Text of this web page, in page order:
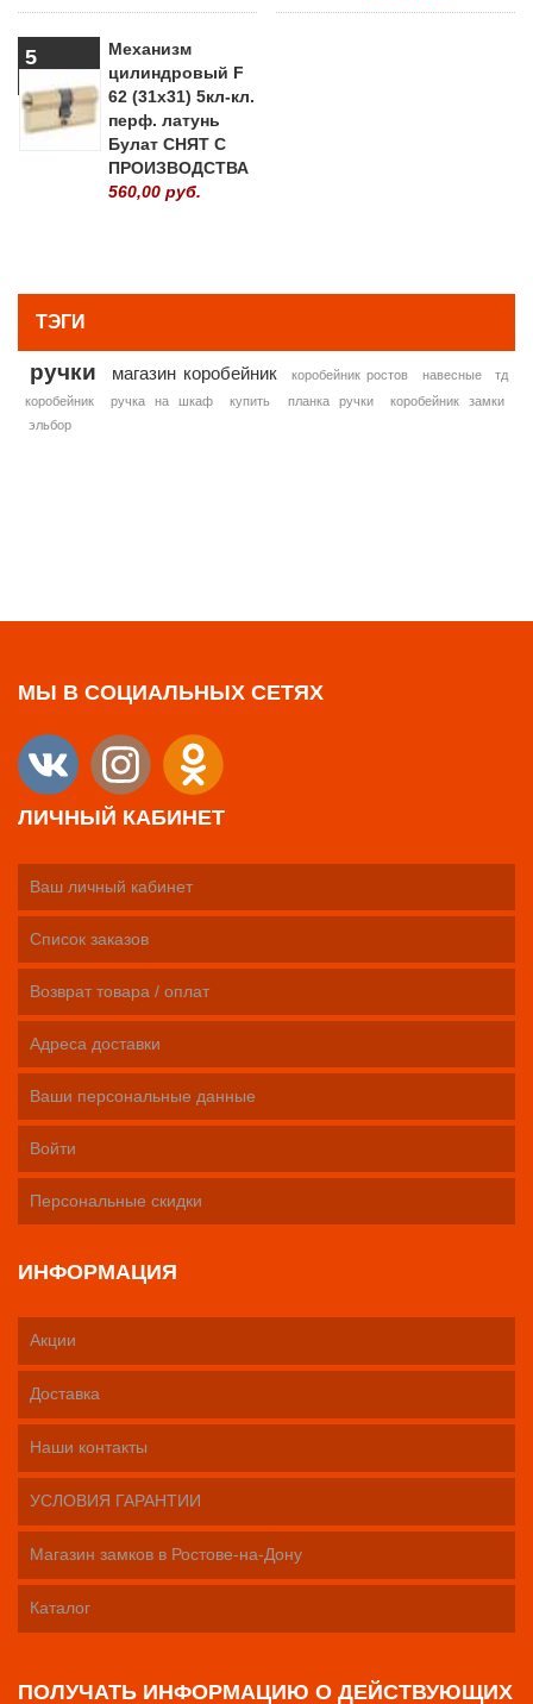
5
Механизм
цилиндровый F
62 (31х31) 5кл-кл.
перф. латунь
Булат СНЯТ С
ПРОИЗВОДСТВА
560,00 руб.
ТЭГИ
ручки магазин коробейник коробейник ростов навесные
тд
коробейник
ручка на шкаф купить планка ручки
коробейник замки
эльбор
МЫ В СОЦИАЛЬНЫХ СЕТЯХ
ЛИЧНЫЙ КАБИНЕТ
Ваш личный кабинет
Список заказов
Возврат товара / оплат
Адреса доставки
Ваши персональные данные
Войти
Персональные скидки
ИНФОРМАЦИЯ
Акции
Доставка
Наши контакты
УСЛОВИЯ ГАРАНТИИ
Магазин замков в Ростове-на-Дону
Каталог
ПОЛУЧАТЬ ИНФОРМАЦИЮ О ДЕЙСТВУЮЩИХ